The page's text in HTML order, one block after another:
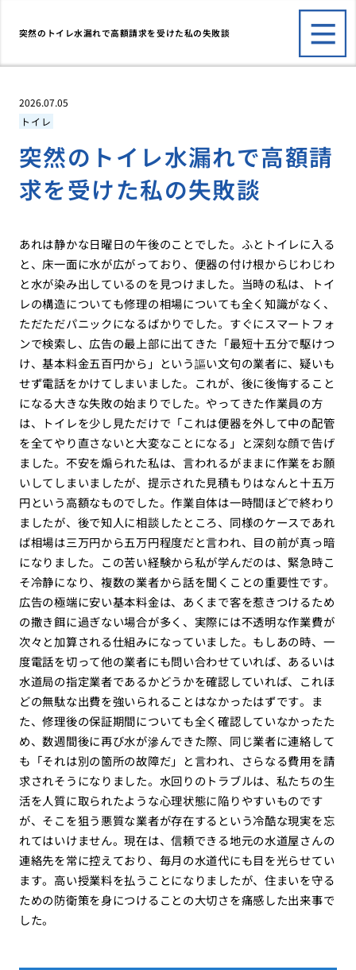
突然のトイレ水漏れで高額請求を受けた私の失敗談
2026.07.05
トイレ
突然のトイレ水漏れで高額請
求を受けた私の失敗談
あれは静かな日曜日の午後のことでした。ふとトイレに入る
と、床一面に水が広がっており、便器の付け根からじわじわ
と水が染み出しているのを見つけました。当時の私は、トイ
レの構造についても修理の相場についても全く知識がなく、
ただただパニックになるばかりでした。すぐにスマートフォ
ンで検索し、広告の最上部に出てきた「最短十五分で駆けつ
け、基本料金五百円から」という謳い文句の業者に、疑いも
せず電話をかけてしまいました。これが、後に後悔すること
になる大きな失敗の始まりでした。やってきた作業員の方
は、トイレを少し見ただけで「これは便器を外して中の配管
を全てやり直さないと大変なことになる」と深刻な顔で告げ
ました。不安を煽られた私は、言われるがままに作業をお願
いしてしまいましたが、提示された見積もりはなんと十五万
円という高額なものでした。作業自体は一時間ほどで終わり
ましたが、後で知人に相談したところ、同様のケースであれ
ば相場は三万円から五万円程度だと言われ、目の前が真っ暗
になりました。この苦い経験から私が学んだのは、緊急時こ
そ冷静になり、複数の業者から話を聞くことの重要性です。
広告の極端に安い基本料金は、あくまで客を惹きつけるため
の撒き餌に過ぎない場合が多く、実際には不透明な作業費が
次々と加算される仕組みになっていました。もしあの時、一
度電話を切って他の業者にも問い合わせていれば、あるいは
水道局の指定業者であるかどうかを確認していれば、これほ
どの無駄な出費を強いられることはなかったはずです。ま
た、修理後の保証期間についても全く確認していなかったた
め、数週間後に再び水が滲んできた際、同じ業者に連絡して
も「それは別の箇所の故障だ」と言われ、さらなる費用を請
求されそうになりました。水回りのトラブルは、私たちの生
活を人質に取られたような心理状態に陥りやすいものです
が、そこを狙う悪質な業者が存在するという冷酷な現実を忘
れてはいけません。現在は、信頼できる地元の水道屋さんの
連絡先を常に控えており、毎月の水道代にも目を光らせてい
ます。高い授業料を払うことになりましたが、住まいを守る
ための防衛策を身につけることの大切さを痛感した出来事で
した。